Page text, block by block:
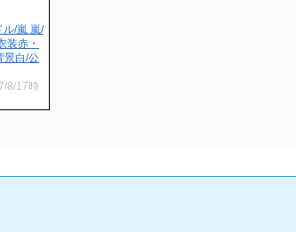
ル/嵐 嵐/
装赤・
景白/公
8/17時